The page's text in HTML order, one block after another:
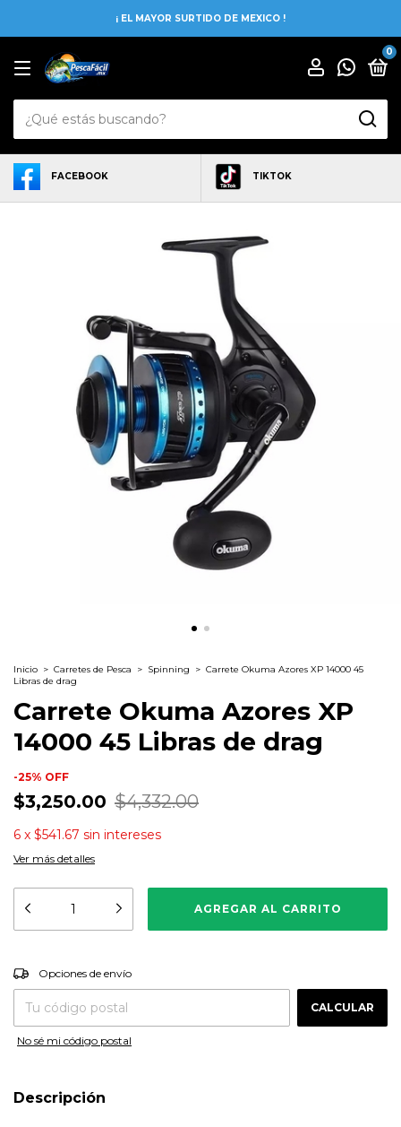
¡ EL MAYOR SURTIDO DE MEXICO !
0
FACEBOOK TIKTOK
Inicio > Carretes de Pesca > Spinning > Carrete Okuma Azores XP 14000 45
Libras de drag
Carrete Okuma Azores XP
14000 45 Libras de drag
-25% OFF
$3,250.00 $4,332.00
6 x $541.67 sin intereses
Ver más detalles
Entregas para el CP:
Opciones de envío
CALCULAR
No sé mi código postal
Descripción